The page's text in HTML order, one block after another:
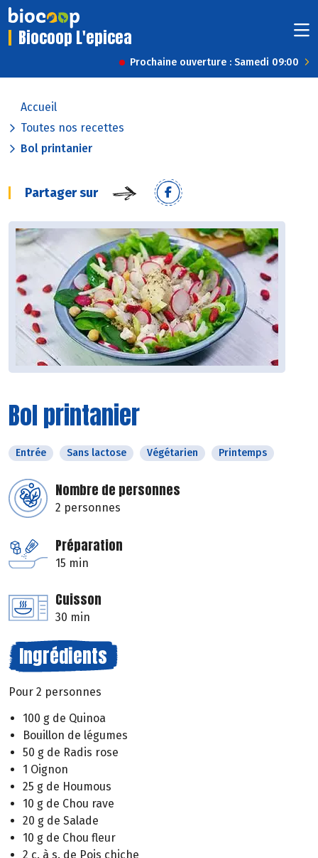
Biocoop L'epicea
Prochaine ouverture : Samedi 09:00
Accueil
Toutes nos recettes
Bol printanier
Partager sur
Bol printanier
Entrée Sans lactose Végétarien Printemps
Nombre de personnes
2 personnes
Préparation
15 min
Cuisson
30 min
Ingrédients
Pour 2 personnes
100 g de Quinoa
Bouillon de légumes
50 g de Radis rose
1 Oignon
25 g de Houmous
10 g de Chou rave
20 g de Salade
10 g de Chou fleur
2 c. à s. de Pois chiche